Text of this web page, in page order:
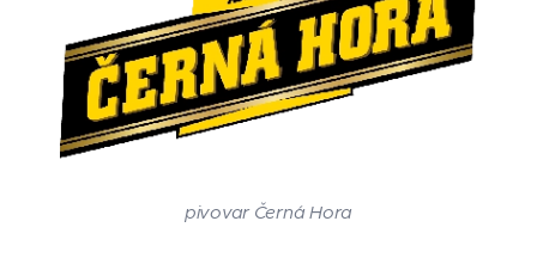
pivovar Černá Hora